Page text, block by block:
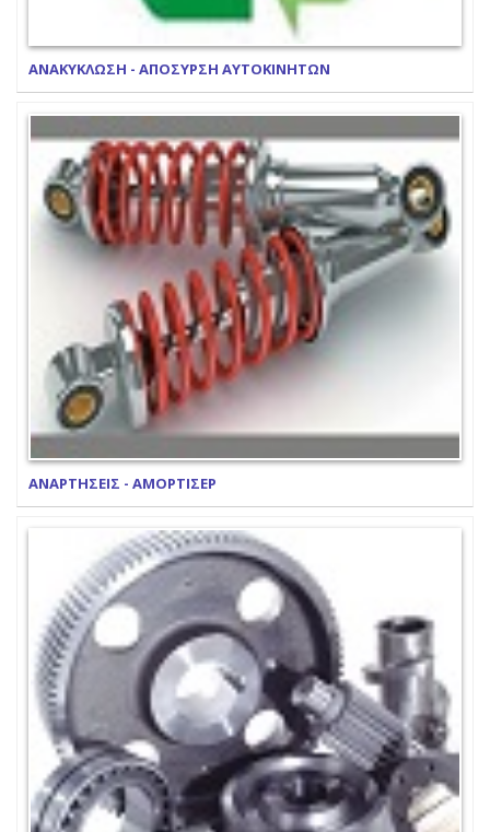
ΑΝΑΚΥΚΛΩΣΗ - ΑΠΟΣΥΡΣΗ ΑΥΤΟΚΙΝΗΤΩΝ
ΑΝΑΡΤΗΣΕΙΣ - ΑΜΟΡΤΙΣΕΡ